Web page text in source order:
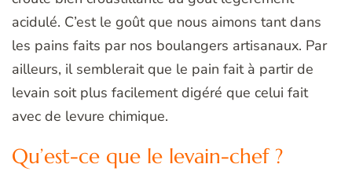
acidulé. C’est le goût que nous aimons tant dans
les pains faits par nos boulangers artisanaux. Par
ailleurs, il semblerait que le pain fait à partir de
levain soit plus facilement digéré que celui fait
avec de levure chimique.
Qu’est-ce que le levain-chef ?